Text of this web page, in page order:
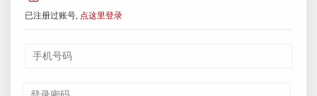
已注册过账号, 点这里登录